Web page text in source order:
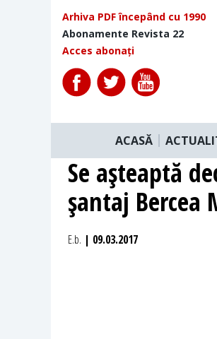
Arhiva PDF începând cu 1990
Abonamente Revista 22
Acces abonați
ACASĂ
Se aşteaptă
şantaj Bercea
E.b. | 09.03.2017